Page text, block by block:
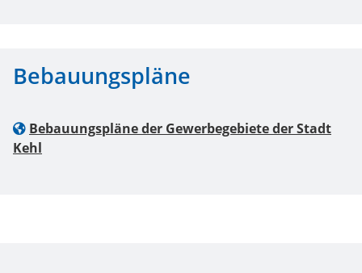
Bebauungspläne
Bebauungspläne der Gewerbegebiete der Stadt
Kehl